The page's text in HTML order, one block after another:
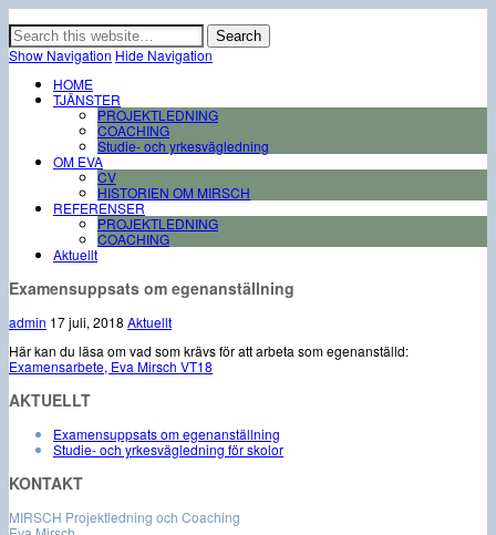
Erfaren och engagerad projektledning samt professionell coaching för chefer,
medarbetare och jobbsökande.
Show Navigation Hide Navigation
HOME
TJÄNSTER
PROJEKTLEDNING
COACHING
Studie- och yrkesvägledning
OM EVA
CV
HISTORIEN OM MIRSCH
REFERENSER
PROJEKTLEDNING
COACHING
Aktuellt
Examensuppsats om egenanställning
admin 17 juli, 2018 Aktuellt
Här kan du läsa om vad som krävs för att arbeta som egenanställd:
Examensarbete, Eva Mirsch VT18
AKTUELLT
Examensuppsats om egenanställning
Studie- och yrkesvägledning för skolor
KONTAKT
MIRSCH Projektledning och Coaching